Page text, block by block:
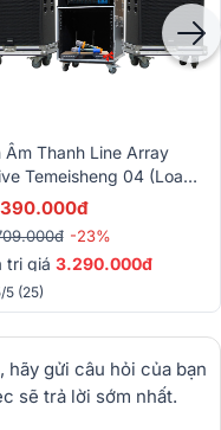
Âm Thanh Line Array
Temeisheng 04 (Loa
Array Active Temeisheng
-23%
trị giá 3.290.000đ
5 (25)
hãy gửi câu hỏi của bạn
sẽ trả lời sớm nhất.